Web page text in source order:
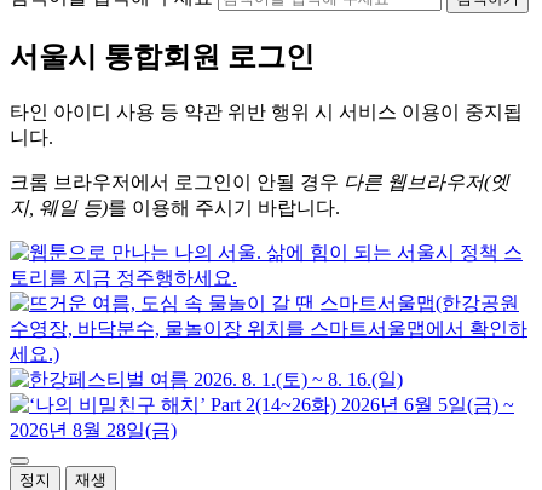
서울시 통합회원 로그인
타인 아이디 사용 등 약관 위반 행위 시 서비스 이용이 중지됩
니다.
크롬 브라우저에서 로그인이 안될 경우 다른 웹브라우저(엣
지, 웨일 등)를 이용해 주시기 바랍니다.
정지 재생